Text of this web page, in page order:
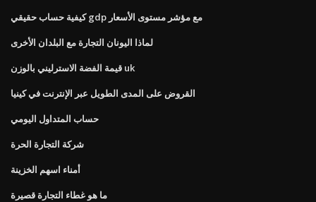
كيفية حساب حقيقي gdp مع مؤشر مستوى الأسعار
لماذا اليونان التجارة مع البلدان الأخرى
قيمة الفضة الاسترليني بالوزن uk
القروض على المدى الطويل عبر الإنترنت في كينيا
حساب المتداول اليومي
شركة التجارة الحرة
أمناء اسهم الخزينة
ما هو غطاء التجارة قصيرة